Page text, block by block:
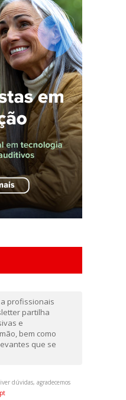
profissionais
partilha
e
bem como
que se
dúvidas, agradecemos